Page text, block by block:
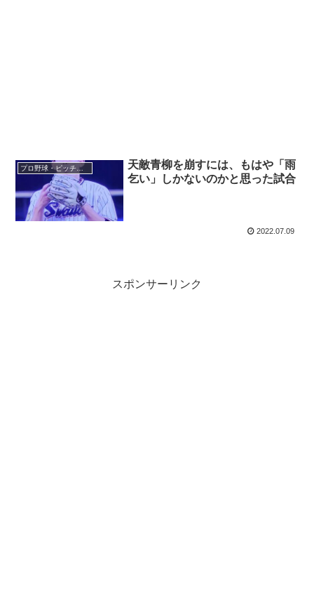
プロ野球・ピッチャー
天敵青柳を崩すには、もはや「雨
乞い」しかないのかと思った試合
2022.07.09
スポンサーリンク